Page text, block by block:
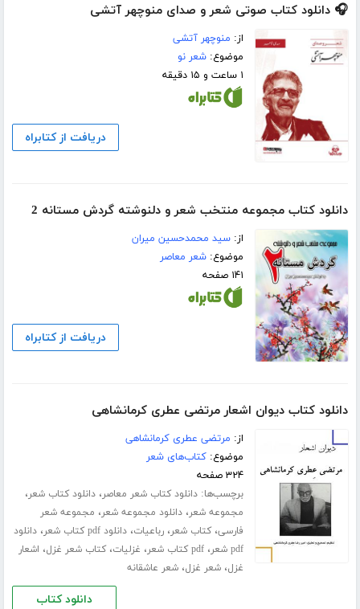
🎧 دانلود کتاب صوتی شعر و صدای منوچهر آتشی
از: منوچهر آتشی
موضوع:شعر نو
۱ ساعت و ۱۵ دقیقه
دریافت از کتابراه
دانلود کتاب مجموعه منتخب شعر و دلنوشته گردش مستانه 2
از:سید محمدحسین میران
موضوع:شعر معاصر
۱۴۱ صفحه
دریافت از کتابراه
دانلود کتاب دیوان اشعار مرتضی عطری کرمانشاهی
از: مرتضی عطری کرمانشاهی
موضوع:کتاب‌های شعر
۳۲۴ صفحه
برچسب‌ها:دانلود کتاب شعر معاصر،دانلود کتاب شعر،
مجموعه شعر،دانلود مجموعه شعر، مجموعه شعر
فارسی،کتاب شعر،رباعیات،دانلود pdf کتاب شعر ،دانلود
pdf شعر
،pdf کتاب شعر ، غزلیات،کتاب شعر غزل، اشعار
غزل،شعر غزل،شعر عاشقانه
دانلود کتاب